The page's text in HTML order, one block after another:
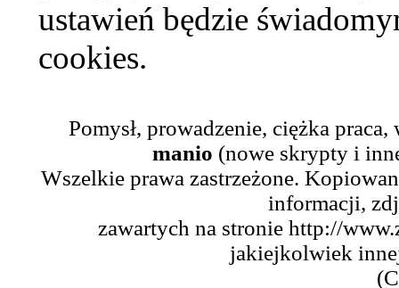
ustawień będzie
cookies.
Pomysł, prowadzenie, ciężka
manio (nowe skrypty i
Wszelkie prawa zastrzeżone.
informacji,
zawartych na stronie http://
jakiejkolwiek